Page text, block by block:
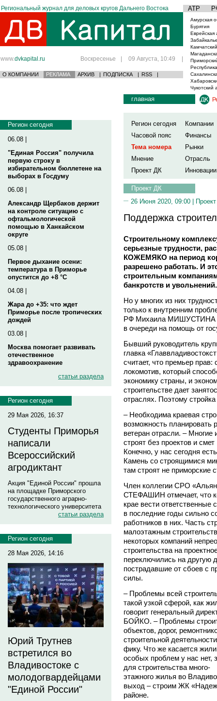
Региональный журнал для деловых кругов Дальнего Востока АТР
www.dvkapital.ru Воскресенье | 09 Августа, 10:49 |
О КОМПАНИИ РЕКЛАМА АРХИВ | ПОДПИСКА | RSS |
Амурская
Бурятия
Еврейская
Чукотский
Регион сегодня
06.08 |
"Единая Россия" получила
первую строку в
избирательном бюллетене на
выборах в Госдуму
06.08 |
Александр Щербаков держит
на контроле ситуацию с
офтальмологической
помощью в Ханкайском
округе
05.08 |
Первое дыхание осени:
температура в Приморье
опустится до +8 °C
04.08 |
Жара до +35: что ждет
Приморье после тропических
дождей
03.08 |
Москва помогает развивать
отечественное
здравоохранение
статьи раздела
Регион сегодня
29 Мая 2026, 16:37
Студенты Приморья
написали
Всероссийский
агродиктант
Акция "Единой России" прошла
на площадке Приморского
государственного аграрно-
технологического университета
статьи раздела
Регион сегодня
28 Мая 2026, 14:16
Юрий Трутнев
встретился во
Владивостоке с
молодогвардейцами
"Единой России"
главная
Регион сегодня
Компании
Часовой пояс
Финансы
Тема номера
Рынки
Мнение
Отрасль
Проект ДК
Инновации
Проект ДК
26 Июня 2020, 09:00 |
Поддержка
Строительному
серьезные трудности,
КОЖЕМЯКО на период
разрешено работать. И
строительным
банкротств и увольнений.
Но у многих из них
только к внутренним
РФ Михаила МИШУСТИНА
в очереди на помощь от
Бывший руководитель
главка
считает, что премьер прав:
локомотив, который
экономику страны, и
строительстве дает
отраслях. Поэтому
– Необходима краевая
возможность планировать
ветеран отрасли. – Многие
строят без проектов и
Конечно, у нас сегодня
Камень со строящимися
там строят не приморские
Член коллегии СРО
СТЕФАШИН отмечает, что
крае вести
в последние годы сильно
работников в них. Часть
малоэтажным
некоторых компаний
строительства на
переключились на другую
пострадавшие от сбоев с
силы.
– Проблемы всей
такой узкой сферой, как
говорит генеральный
БОЙКО. – Проблемы
объектов, дорог,
строительной
фику. Что же касается
особых проблем у нас нет,
для строительства много-
этажного жилья во
выход – строим ЖК
районе.